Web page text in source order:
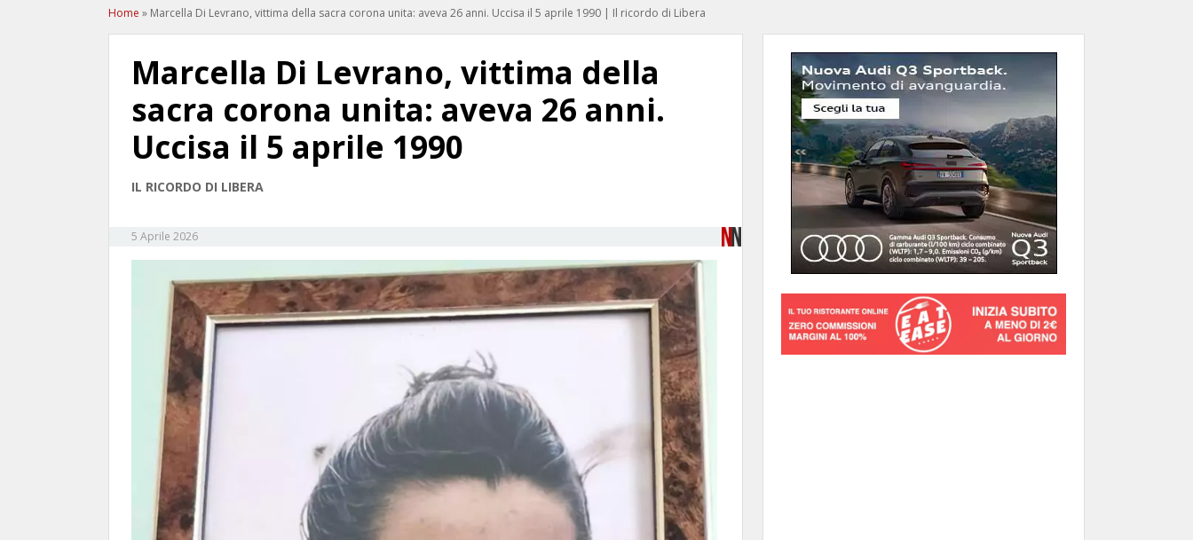
Home » Marcella Di Levrano, vittima della sacra corona unita: aveva 26 anni. Uccisa il 5 aprile 1990 | Il ricordo di Libera
Marcella Di Levrano, vittima della
sacra corona unita: aveva 26 anni.
Uccisa il 5 aprile 1990
IL RICORDO DI LIBERA
5 Aprile 2026